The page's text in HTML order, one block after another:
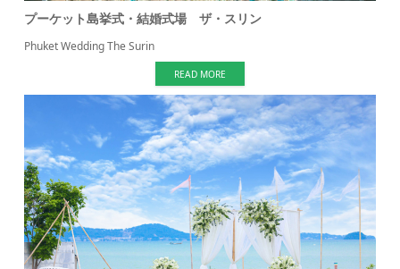
プーケット島挙式・結婚式場 ザ・スリン
Phuket Wedding The Surin
READ MORE